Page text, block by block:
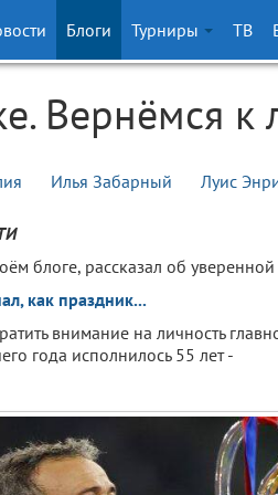
Блоги Турниры ТВ
Вернёмся к
Илья Забарный Луис
блоге, рассказал об
как праздник...
внимание на личность
года исполнилось 55 лет -